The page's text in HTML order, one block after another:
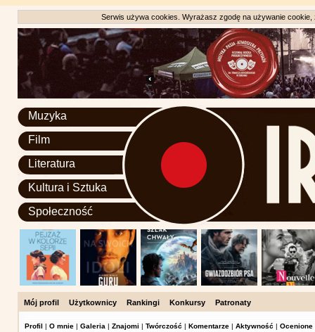
Serwis używa cookies. Wyrażasz zgodę na używanie
Muzyka
Film
Literatura
Kultura i Sztuka
Społeczność
Mój profil Użytkownicy Rankingi Konkursy Patronaty
Profil | O mnie | Galeria | Znajomi | Twórczość | Komentarze | Aktywność | Ocenione